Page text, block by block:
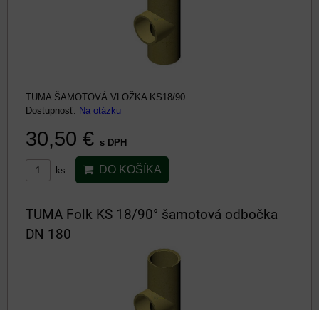
TUMA ŠAMOTOVÁ VLOŽKA KS18/90
Dostupnosť: Na otázku
30,50 € s DPH
ks DO KOŠÍKA
TUMA Folk KS 18/90° šamotová odbočka
DN 180